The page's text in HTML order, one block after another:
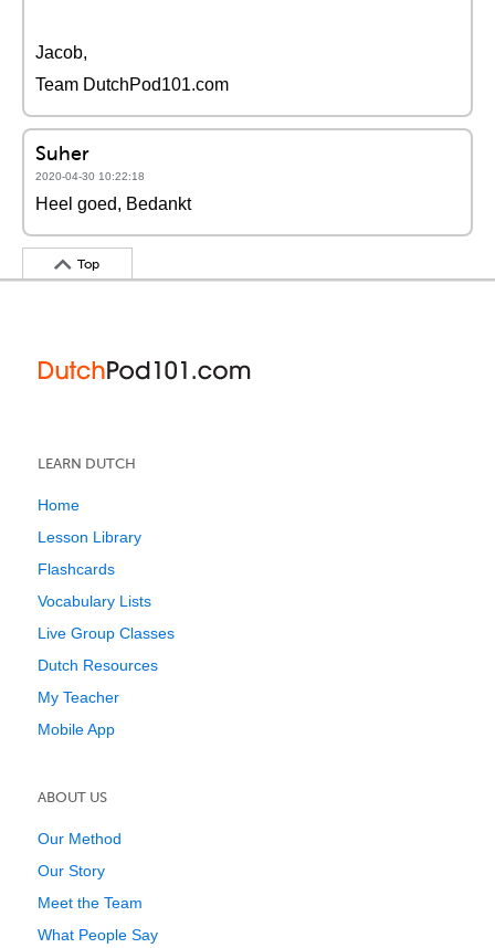
Jacob,
Team DutchPod101.com
Suher
2020-04-30 10:22:18
Heel goed, Bedankt
Top
LEARN DUTCH
Home
Lesson Library
Flashcards
Vocabulary Lists
Live Group Classes
Dutch Resources
My Teacher
Mobile App
ABOUT US
Our Method
Our Story
Meet the Team
What People Say